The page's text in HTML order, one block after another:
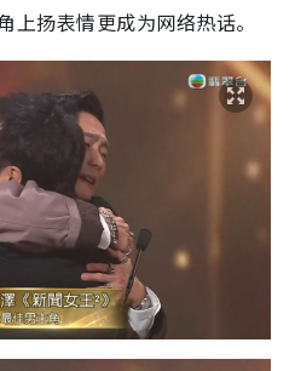
扬表情更成为网络热话。